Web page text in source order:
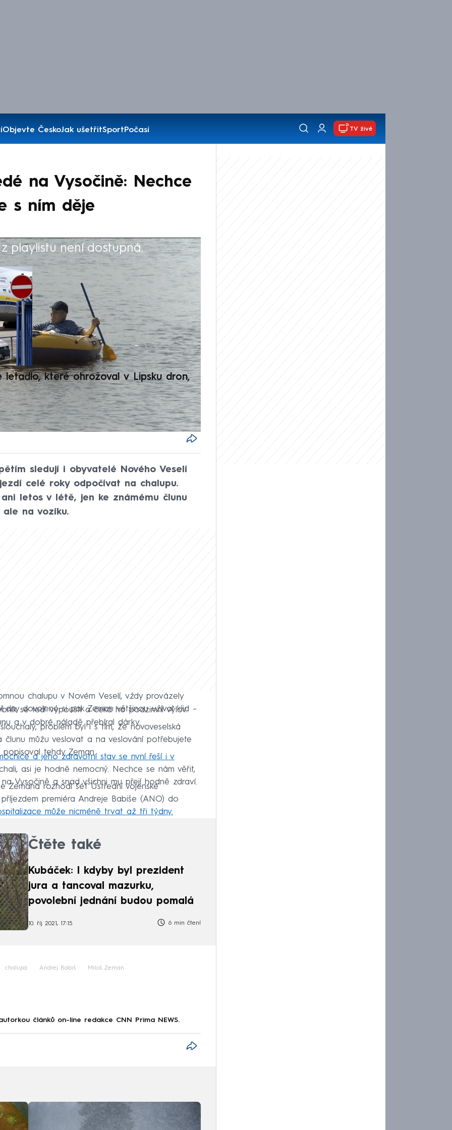
Objevte ČeskoJak ušetřitSportPočasí
TV živě
na Vysočině: Nechce
s ním děje
playlistu není dostupná.
letadlo, které ohrožoval v Lipsku dron,
sledují i obyvatelé Nového Veselí
celé roky odpočívat na chalupu.
letos v létě, jen ke známému člunu
na vozíku.
chalupu v Novém Veselí, vždy provázely
dny dovolené si pak Zeman většinou užíval klid –
se teď vypouští a čeká ho podzimní výlov.
a v dobré náladě přebíral dárky.
problém byl i s tím, že novoveselská
člunu můžu veslovat a na veslování potřebujete
tehdy Zeman.
a jeho zdravotní stav se nyní řeší i v
asi je hodně nemocný. Nechce se nám věřit,
Vysočině a snad všichni mu přejí hodně zdraví.
Zemana rozhodl šéf Ústřední vojenské
premiéra Andreje Babiše (ANO) do
může nicméně trvat až tři týdny.
Čtěte také
Kubáček: I kdyby byl prezident
jura a tancoval mazurku,
povolební jednání budou pomalá
10. říj 2021, 17:15 6 min čtení
chalupa Andrej Babiš Miloš Zeman
článků on-line redakce CNN Prima NEWS.